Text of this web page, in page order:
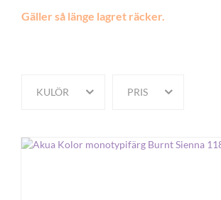
Gäller så länge lagret räcker.
KULÖR PRIS